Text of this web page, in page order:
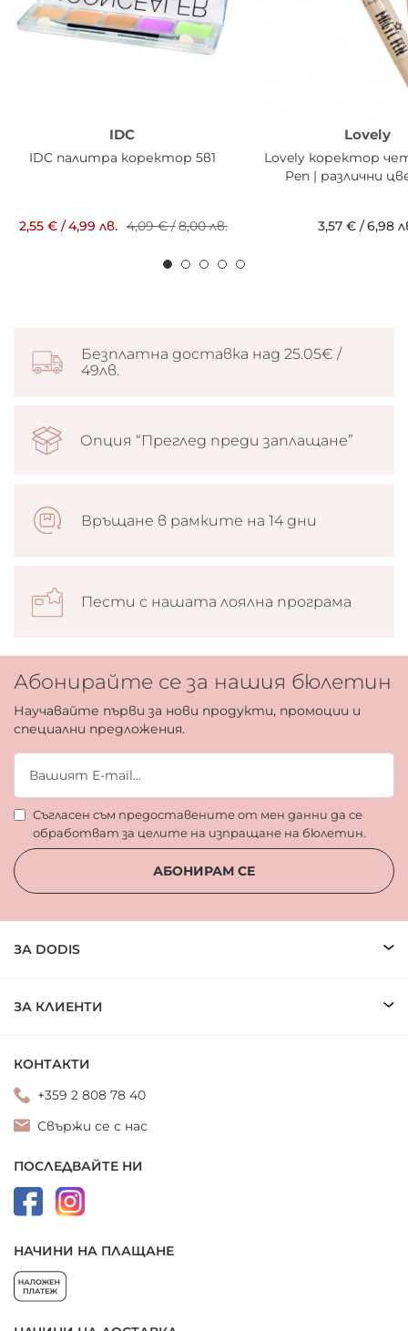
IDC
IDC палитра коректор 5в1
2,55 €/4,99 лв. 4,09 €/8,00 лв.
Lovely
Lovely коректор
Pen | различни
3,57 € /6,98
Безплатна доставка над 25.05€ /
49лв.
Опция “Преглед преди заплащане”
Връщане в рамките на 14 дни
Пести с нашата лоялна програма
Абонирайте се за нашия бюлетин
Научавайте първи за нови продукти, промоции и
специални предложения.
Съгласен съм предоставените от мен данни да се
обработват за целите на изпращане на бюлетин.
АБОНИРАМ СЕ
ЗА DODIS
ЗА КЛИЕНТИ
КОНТАКТИ
+359 2 808 78 40
Свържи се с нас
ПОСЛЕДВАЙТЕ НИ
НАЧИНИ НА ПЛАЩАНЕ